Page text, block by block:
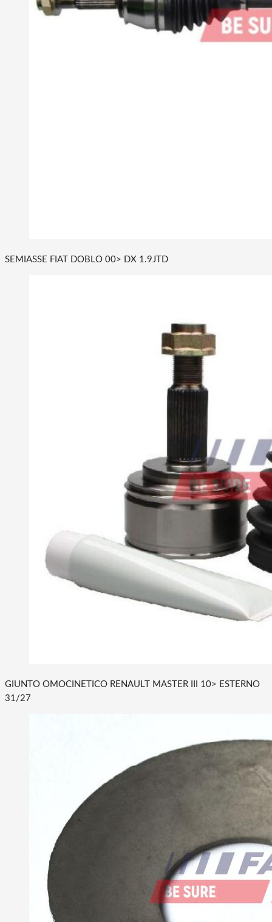
SEMIASSE FIAT DOBLO 00> DX 1.9JTD
GIUNTO OMOCINETICO RENAULT MASTER III 10> ESTERNO
31/27